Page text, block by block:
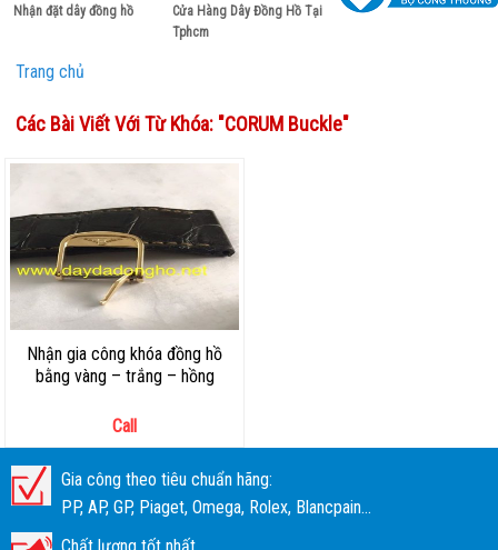
Nhận đặt dây đồng hồ
Cửa Hàng Dây Đồng Hồ Tại
Tphcm
Trang chủ
Các Bài Viết Với Từ Khóa: "CORUM Buckle"
Nhận gia công khóa đồng hồ
bằng vàng – trắng – hồng
Call
Gia công theo tiêu chuẩn hãng:
PP, AP, GP, Piaget, Omega, Rolex, Blancpain...